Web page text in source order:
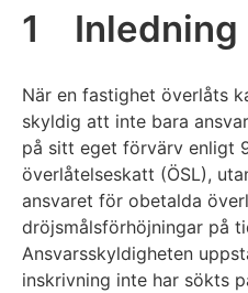
1 Inledning
När en fastighet överlåts
skyldig att inte bara
på sitt eget förvärv enligt
överlåtelseskatt (ÖSL),
ansvaret för obetalda
dröjsmålsförhöjningar på
Ansvarsskyldigheten
inskrivning inte har sökts